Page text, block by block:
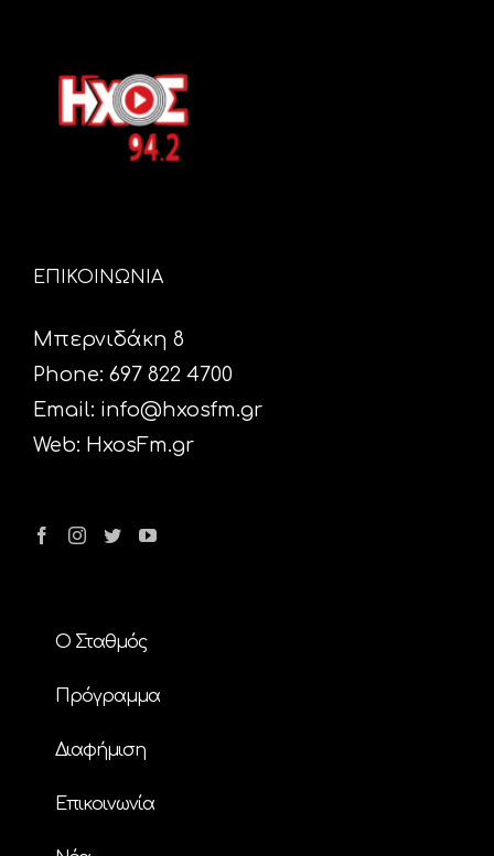
ΕΠΙΚΟΙΝΩΝΙΑ
Μπερνιδάκη 8
Phone: 697 822 4700
Email: info@hxosfm.gr
Web: HxosFm.gr
Ο Σταθμός
Πρόγραμμα
Διαφήμιση
Επικοινωνία